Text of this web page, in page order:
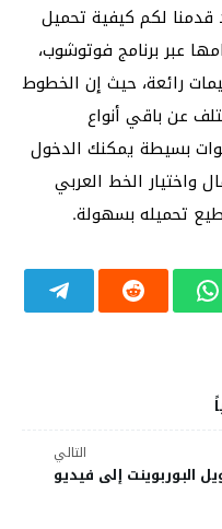
قدمنا لكم كيفية تحميل
عبر برنامج فوتوشوب،
رائعة، حيث إن الخطوط
عن باقي أنواع
بسيطة يمكنك الدخول
الخط العربي
تحميله بسهولة.
التالي
البوربوينت إلى فيديو